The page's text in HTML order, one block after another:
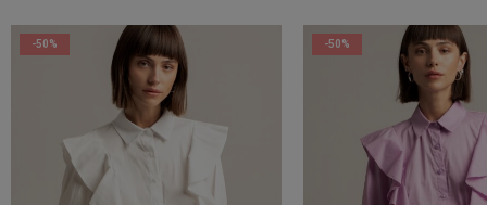
73,50€.είναι:
38,00€.
115,00€.είναι:
-50% -50%